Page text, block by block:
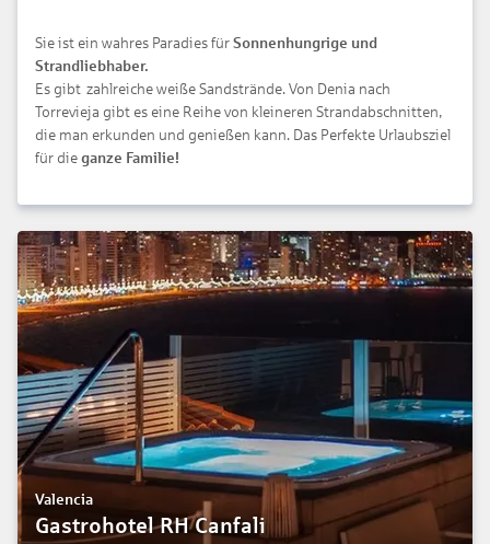
Sie ist ein wahres Paradies für Sonnenhungrige und
Strandliebhaber.
Es gibt zahlreiche weiße Sandstrände. Von Denia nach
Torrevieja gibt es eine Reihe von kleineren Strandabschnitten,
die man erkunden und genießen kann. Das Perfekte Urlaubsziel
für die ganze Familie!
Valencia
Gastrohotel RH Canfali